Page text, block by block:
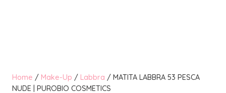
Home / Make-Up / Labbra / MATITA LABBRA 53 PESCA
NUDE | PUROBIO COSMETICS